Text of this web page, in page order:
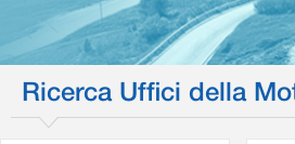
Ricerca Uffici della